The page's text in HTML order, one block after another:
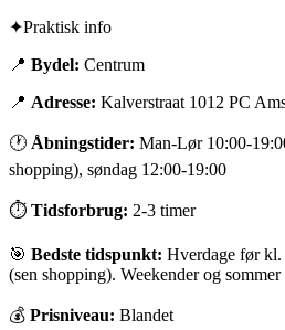
✦Praktisk info
📍 Bydel: Centrum
📍 Adresse: Kalverstraat 1012 PC
🕐 Åbningstider: Man-Lør 10:00-
shopping), søndag 12:00-19:00
⏱ Tidsforbrug: 2-3 timer
🎯 Bedste tidspunkt: Hverdage før kl.
(sen shopping). Weekender og
💰 Prisniveau: Blandet